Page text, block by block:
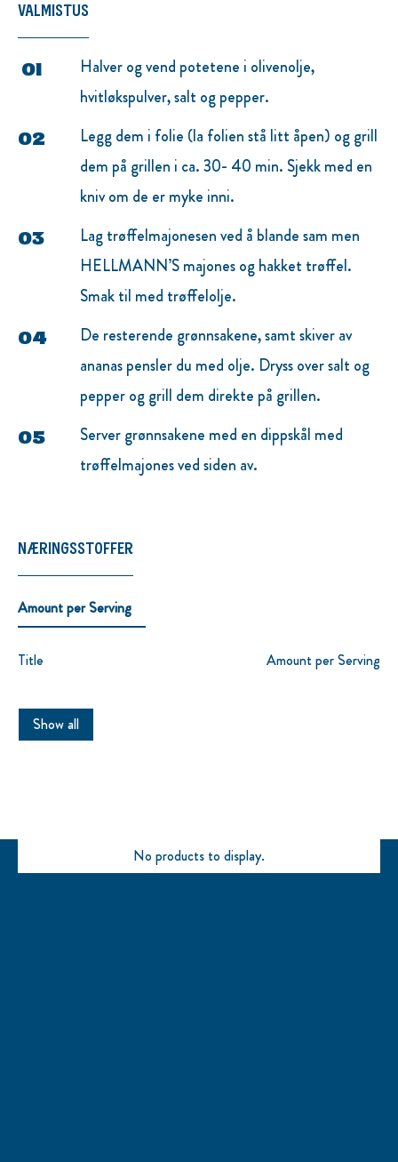
VALMISTUS
Halver og vend potetene i olivenolje,
hvitløkspulver, salt og pepper.
Legg dem i folie (la folien stå litt åpen) og grill
dem på grillen i ca. 30- 40 min. Sjekk med en
kniv om de er myke inni.
Lag trøffelmajonesen ved å blande sam men
HELLMANN’S majones og hakket trøffel.
Smak til med trøffelolje.
De resterende grønnsakene, samt skiver av
ananas pensler du med olje. Dryss over salt og
pepper og grill dem direkte på grillen.
Server grønnsakene med en dippskål med
trøffelmajones ved siden av.
NÆRINGSSTOFFER
Amount per Serving
Title Amount per Serving
Show all
No products to display.